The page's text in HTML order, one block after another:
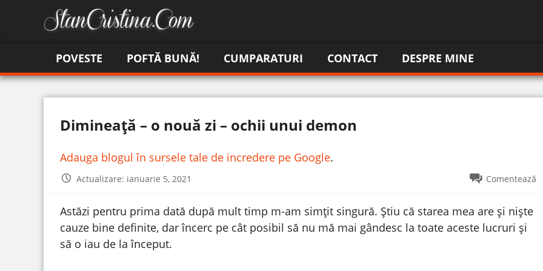
POVESTE POFTĂ BUNĂ! CUMPARATURI CONTACT DESPRE MINE
Dimineață – o nouă zi – ochii unui demon
Adauga blogul în sursele tale de incredere pe Google.
Actualizare: ianuarie 5, 2021 Comentează
Astăzi pentru prima dată după mult timp m-am simțit singură. Știu că starea mea are și niște
cauze bine definite, dar încerc pe cât posibil să nu mă mai gândesc la toate aceste lucruri și
să o iau de la început.